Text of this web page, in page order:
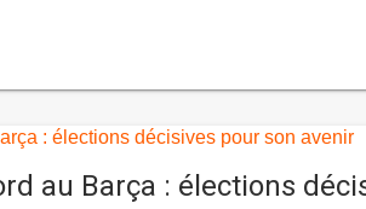
au Barça : élections